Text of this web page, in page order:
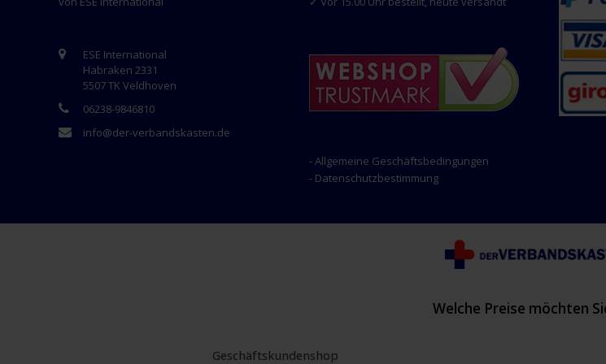
ESE International
Habraken 2331
5507 TK Veldhoven
06238-9846810
info@der-verbandskasten.de
- Allgemeine Geschäftsbedingungen
- Datenschutzbestimmung
Welche Preise möchten
Geschäftskundenshop